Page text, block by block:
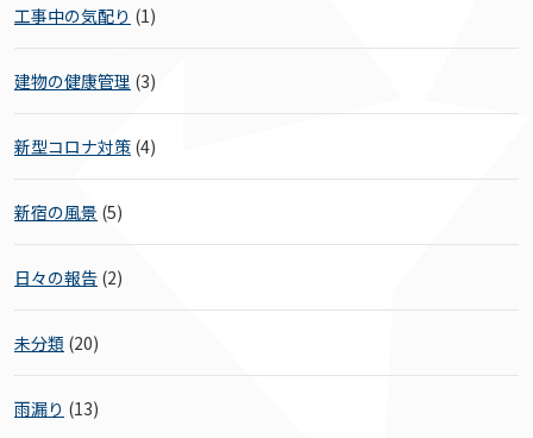
工事中の気配り (1)
建物の健康管理 (3)
新型コロナ対策 (4)
新宿の風景 (5)
日々の報告 (2)
未分類 (20)
雨漏り (13)